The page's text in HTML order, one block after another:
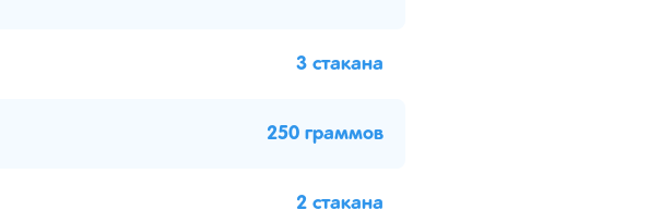
3 стакана
250 граммов
2 стакана